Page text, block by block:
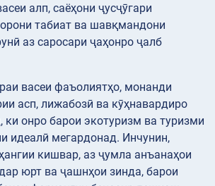
алп, саёҳони ҷусҷӯгари
табиат ва шавқмандони
аз саросари ҷаҳонро ҷалб
васеи фаъолиятҳо, монанди
асп, лижабозӣ ва кӯҳнавардиро
онро барои экотуризм ва туризми
идеалӣ мегардонад. Инчунин,
кишвар, аз ҷумла анъанаҳои
юрт ва ҷашнҳои зинда, барои